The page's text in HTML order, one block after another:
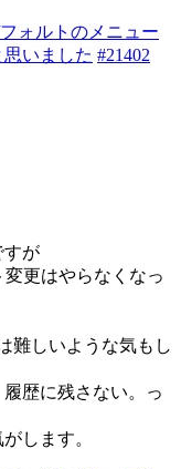
ォルトのメニュー
いました #21402
すが
更はやらなくなっ
難しいような気もし
歴に残さない。っ
します。